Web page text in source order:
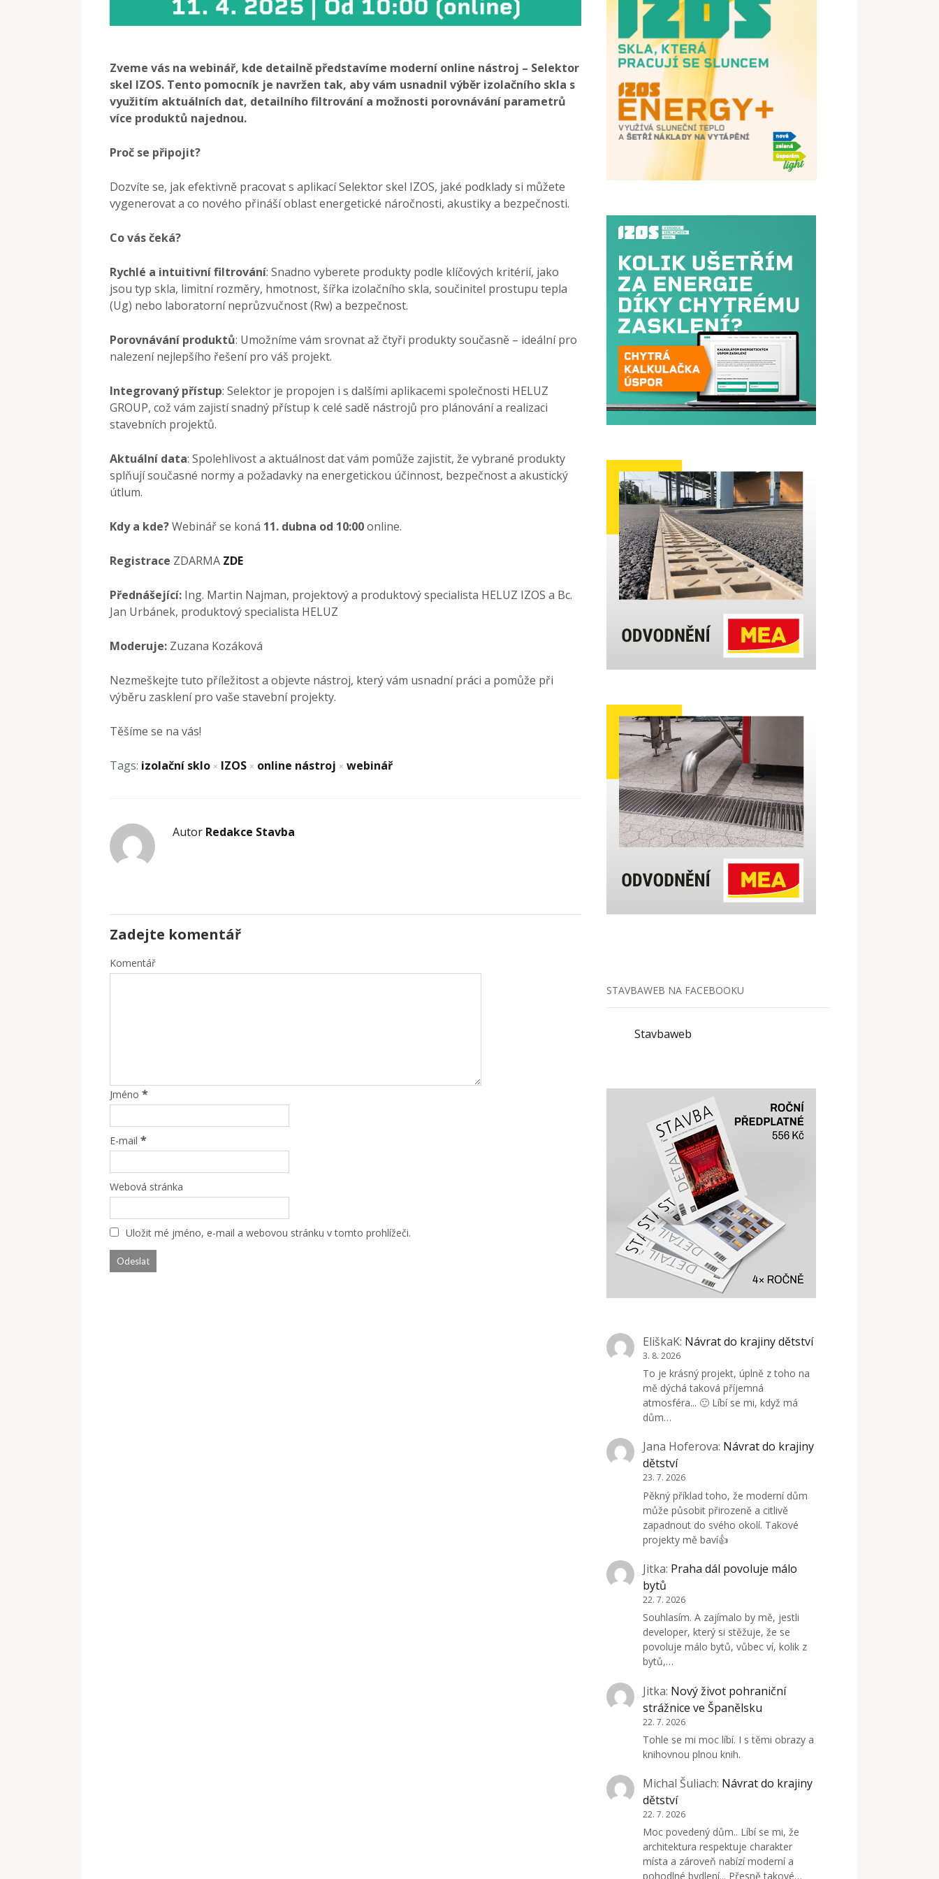
Zveme vás na webinář, kde detailně představíme moderní online nástroj – Selektor
skel IZOS. Tento pomocník je navržen tak, aby vám usnadnil výběr izolačního skla s
využitím aktuálních dat, detailního filtrování a možnosti porovnávání parametrů
více produktů najednou.
Proč se připojit?
Dozvíte se, jak efektivně pracovat s aplikací Selektor skel IZOS, jaké podklady si můžete
vygenerovat a co nového přináší oblast energetické náročnosti, akustiky a bezpečnosti.
Co vás čeká?
Rychlé a intuitivní filtrování: Snadno vyberete produkty podle klíčových kritérií, jako
jsou typ skla, limitní rozměry, hmotnost, šířka izolačního skla, součinitel prostupu tepla
(Ug) nebo laboratorní neprůzvučnost (Rw) a bezpečnost.
Porovnávání produktů: Umožníme vám srovnat až čtyři produkty současně – ideální pro
nalezení nejlepšího řešení pro váš projekt.
Integrovaný přístup: Selektor je propojen i s dalšími aplikacemi společnosti HELUZ
GROUP, což vám zajistí snadný přístup k celé sadě nástrojů pro plánování a realizaci
stavebních projektů.
Aktuální data: Spolehlivost a aktuálnost dat vám pomůže zajistit, že vybrané produkty
splňují současné normy a požadavky na energetickou účinnost, bezpečnost a akustický
útlum.
Kdy a kde?Webinář se koná 11. dubna od 10:00online.
Registrace ZDARMA ZDE
Přednášející: Ing. Martin Najman, projektový a produktový specialista HELUZ IZOS a Bc.
Jan Urbánek, produktový specialista HELUZ
Moderuje: Zuzana Kozáková
Nezmeškejte tuto příležitost a objevte nástroj, který vám usnadní práci a pomůže při
výběru zasklení pro vaše stavební projekty.
Těšíme se na vás!
Tags: izolační sklo × IZOS × online nástroj × webinář
Autor Redakce Stavba
Zadejte komentář
Komentář
Jméno *
E-mail *
Webová stránka
Uložit mé jméno, e-mail a webovou stránku v tomto prohlížeči.
STAVBAWEB NA FACEBOOKU
Stavbaweb
EliškaK: Návrat do krajiny dětství
3. 8. 2026
To je krásný projekt, úplně z toho na
mě dýchá taková příjemná
atmosféra... 🙂 Líbí se mi, když má
dům…
Jana Hoferova: Návrat do krajiny
dětství
23. 7. 2026
Pěkný příklad toho, že moderní dům
může působit přirozeně a citlivě
zapadnout do svého okolí. Takové
projekty mě baví👍
Jitka: Praha dál povoluje málo
bytů
22. 7. 2026
Souhlasím. A zajímalo by mě, jestli
developer, který si stěžuje, že se
povoluje málo bytů, vůbec ví, kolik z
bytů,…
Jitka: Nový život pohraniční
strážnice ve Španělsku
22. 7. 2026
Tohle se mi moc líbí. I s těmi obrazy a
knihovnou plnou knih.
Michal Šuliach: Návrat do krajiny
dětství
22. 7. 2026
Moc povedený dům.. Líbí se mi, že
architektura respektuje charakter
místa a zároveň nabízí moderní a
pohodlné bydlení... Přesně takové…